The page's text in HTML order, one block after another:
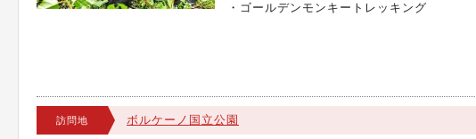
・ゴールデンモンキートレッキング
訪問地 ボルケーノ国立公園